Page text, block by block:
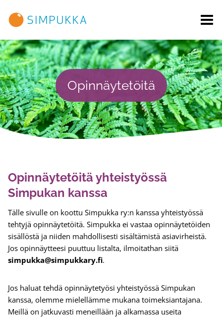
sisältöön
Opinnäytetöitä
Opinnäytetöitä yhteistyössä
Simpukan kanssa
Tälle sivulle on koottu Simpukka ry:n kanssa yhteistyössä
tehtyjä opinnäytetöitä. Simpukka ei vastaa opinnäytetöiden
sisällöstä ja niiden mahdollisesti sisältämistä asiavirheistä.
Jos opinnäytteesi puuttuu listalta, ilmoitathan siitä
simpukka@simpukkary.fi.
Jos haluat tehdä opinnäytetyösi yhteistyössä Simpukan
kanssa, olemme mielellämme mukana toimeksiantajana.
Meillä on jatkuvasti meneillään ja alkamassa useita